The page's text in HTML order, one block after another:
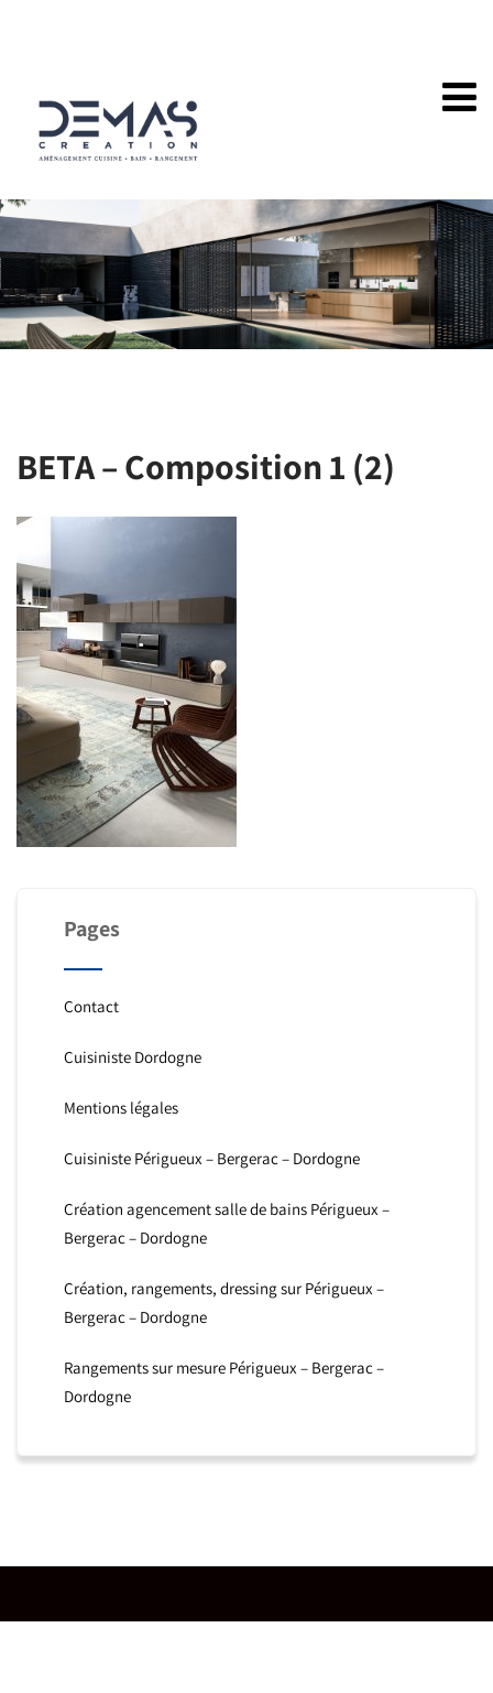
BETA – Composition 1 (2)
Pages
Contact
Cuisiniste Dordogne
Mentions légales
Cuisiniste Périgueux – Bergerac – Dordogne
Création agencement salle de bains Périgueux –
Bergerac – Dordogne
Création, rangements, dressing sur Périgueux –
Bergerac – Dordogne
Rangements sur mesure Périgueux – Bergerac –
Dordogne